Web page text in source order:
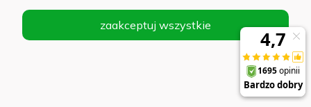
161,00 zł Do koszyka
zaakceptuj wszystkie